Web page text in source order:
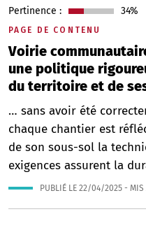
PAGE DE CONTENU
Voirie
une politique
du territoire et de
Pertinence : 34%
… sans avoir été
chaque chantier est
de son sous-sol la
exigences assurent la
PUBLIÉ LE 22/04/2025 - MIS